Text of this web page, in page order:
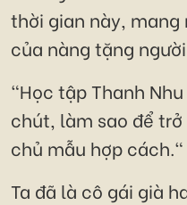
thời gian này, mang
của nàng tặng
"Học tập Thanh
chút, làm sao để
chủ mẫu hợp cách."
Ta đã là cô gái già